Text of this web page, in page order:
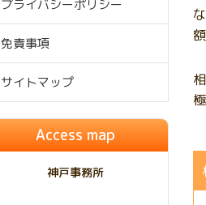
プライバシーポリシー
免責事項
サイトマップ
Access map
神戸事務所